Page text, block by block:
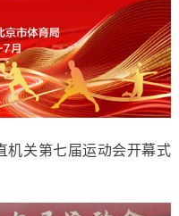
关第七届运动会开幕式